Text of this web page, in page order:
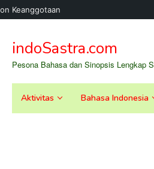
Keanggotaan
kontenindoSastra.com
Pesona Bahasa dan Sinopsis Lengkap
Aktivitas Bahasa Indonesia